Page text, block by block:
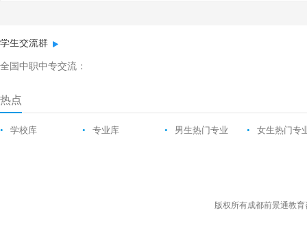
学生交流群
全国中职中专交流：
热点
• 学校库 • 专业库 • 男生热门专业 • 女生热门专
版权所有成都前景通教